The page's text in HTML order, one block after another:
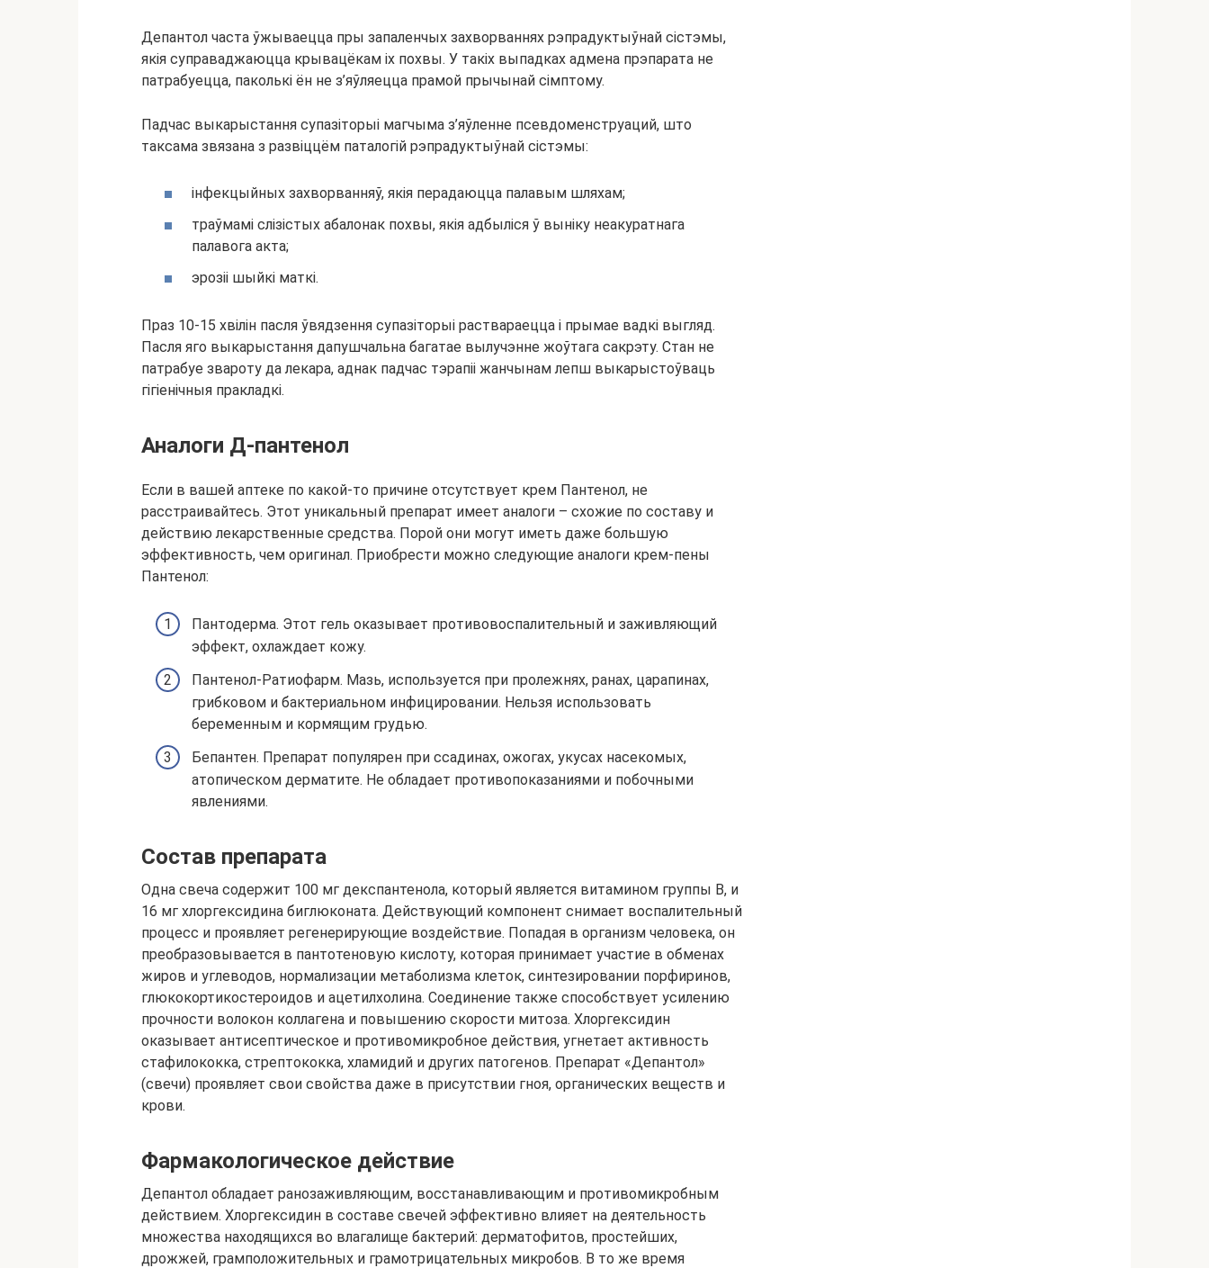
Депантол часта ўжываецца пры запаленчых захворваннях рэпрадуктыўнай сістэмы,
якія суправаджаюцца крывацёкам іх похвы. У такіх выпадках адмена прэпарата не
патрабуецца, паколькі ён не з’яўляецца прамой прычынай сімптому.
Падчас выкарыстання супазіторыі магчыма з’яўленне псевдоменструаций, што
таксама звязана з развіццём паталогій рэпрадуктыўнай сістэмы:
інфекцыйных захворванняў, якія перадаюцца палавым шляхам;
траўмамі слізістых абалонак похвы, якія адбыліся ў выніку неакуратнага
палавога акта;
эрозіі шыйкі маткі.
Праз 10-15 хвілін пасля ўвядзення супазіторыі раствараецца і прымае вадкі выгляд.
Пасля яго выкарыстання дапушчальна багатае вылучэнне жоўтага сакрэту. Стан не
патрабуе звароту да лекара, аднак падчас тэрапіі жанчынам лепш выкарыстоўваць
гігіенічныя пракладкі.
Аналоги Д-пантенол
Если в вашей аптеке по какой-то причине отсутствует крем Пантенол, не
расстраивайтесь. Этот уникальный препарат имеет аналоги – схожие по составу и
действию лекарственные средства. Порой они могут иметь даже большую
эффективность, чем оригинал. Приобрести можно следующие аналоги крем-пены
Пантенол:
Пантодерма. Этот гель оказывает противовоспалительный и заживляющий
эффект, охлаждает кожу.
Пантенол-Ратиофарм. Мазь, используется при пролежнях, ранах, царапинах,
грибковом и бактериальном инфицировании. Нельзя использовать
беременным и кормящим грудью.
Бепантен. Препарат популярен при ссадинах, ожогах, укусах насекомых,
атопическом дерматите. Не обладает противопоказаниями и побочными
явлениями.
Состав препарата
Одна свеча содержит 100 мг декспантенола, который является витамином группы В, и
16 мг хлоргексидина биглюконата. Действующий компонент снимает воспалительный
процесс и проявляет регенерирующие воздействие. Попадая в организм человека, он
преобразовывается в пантотеновую кислоту, которая принимает участие в обменах
жиров и углеводов, нормализации метаболизма клеток, синтезировании порфиринов,
глюкокортикостероидов и ацетилхолина. Соединение также способствует усилению
прочности волокон коллагена и повышению скорости митоза. Хлоргексидин
оказывает антисептическое и противомикробное действия, угнетает активность
стафилококка, стрептококка, хламидий и других патогенов. Препарат «Депантол»
(свечи) проявляет свои свойства даже в присутствии гноя, органических веществ и
крови.
Фармакологическое действие
Депантол обладает ранозаживляющим, восстанавливающим и противомикробным
действием. Хлоргексидин в составе свечей эффективно влияет на деятельность
множества находящихся во влагалище бактерий: дерматофитов, простейших,
дрожжей, грамположительных и грамотрицательных микробов. В то же время